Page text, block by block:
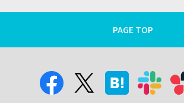
PAGE TOP